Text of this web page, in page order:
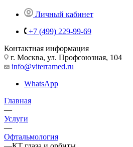
Личный кабинет
+7 (499) 229-99-69
Контактная информация
г. Москва, ул. Профсоюзная, 104
info@viterramed.ru
WhatsApp
Главная
—
Услуги
—
Офтальмология